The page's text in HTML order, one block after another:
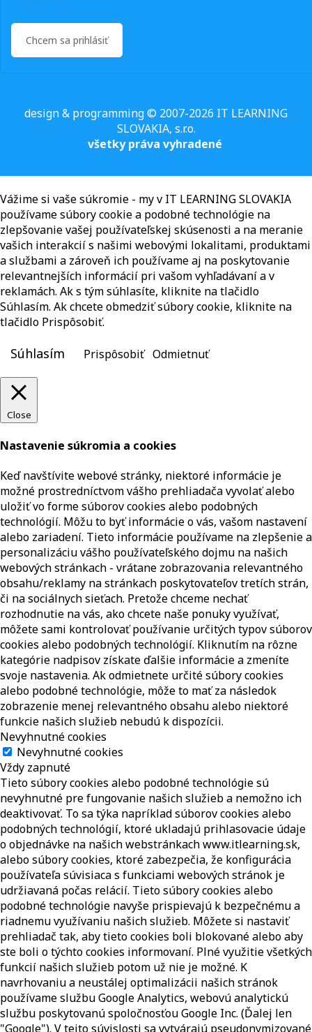
Chcem sa prihlásiť
design & programming © 2007-2026 IT LEARNING
SLOVAKIA, s.r.o.
všetky práva vyhradené
Vážime si vaše súkromie - my v IT LEARNING SLOVAKIA
používame súbory cookie a podobné technológie na
zlepšovanie vašej používateľskej skúsenosti a na meranie
vašich interakcií s našimi webovými lokalitami, produktami
a službami a zároveň ich používame aj na poskytovanie
relevantnejších informácií pri vašom vyhľadávaní a v
reklamách. Ak s tým súhlasíte, kliknite na tlačidlo
Súhlasím. Ak chcete obmedziť súbory cookie, kliknite na
tlačidlo Prispôsobiť.
Súhlasím Prispôsobiť Odmietnuť
Close
Nastavenie súkromia a cookies
Keď navštívite webové stránky, niektoré informácie je
možné prostredníctvom vášho prehliadača vyvolať alebo
uložiť vo forme súborov cookies alebo podobných
technológií. Môžu to byť informácie o vás, vašom nastavení
alebo zariadení. Tieto informácie používame na zlepšenie a
personalizáciu vášho používateľského dojmu na našich
webových stránkach - vrátane zobrazovania relevantného
obsahu/reklamy na stránkach poskytovateľov tretích strán,
či na sociálnych sieťach. Pretože chceme nechať
rozhodnutie na vás, ako chcete naše ponuky využívať,
môžete sami kontrolovať používanie určitých typov súborov
cookies alebo podobných technológií. Kliknutím na rôzne
kategórie nadpisov získate ďalšie informácie a zmeníte
svoje nastavenia. Ak odmietnete určité súbory cookies
alebo podobné technológie, môže to mať za následok
zobrazenie menej relevantného obsahu alebo niektoré
funkcie našich služieb nebudú k dispozícii.
Nevyhnutné cookies
Nevyhnutné cookies
Vždy zapnuté
Tieto súbory cookies alebo podobné technológie sú
nevyhnutné pre fungovanie našich služieb a nemožno ich
deaktivovať. To sa týka napríklad súborov cookies alebo
podobných technológií, ktoré ukladajú prihlasovacie údaje
o objednávke na našich webstránkach www.itlearning.sk,
alebo súbory cookies, ktoré zabezpečia, že konfigurácia
používateľa súvisiaca s funkciami webových stránok je
udržiavaná počas relácií. Tieto súbory cookies alebo
podobné technológie navyše prispievajú k bezpečnému a
riadnemu využívaniu našich služieb. Môžete si nastaviť
prehliadač tak, aby tieto cookies boli blokované alebo aby
ste boli o týchto cookies informovaní. Plné využitie všetkých
funkcií našich služieb potom už nie je možné. K
navrhovaniu a neustálej optimalizácii našich stránok
používame službu Google Analytics, webovú analytickú
službu poskytovanú spoločnosťou Google Inc. (Ďalej len
"Google"). V tejto súvislosti sa vytvárajú pseudonymizované